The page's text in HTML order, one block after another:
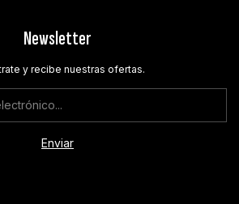
Newsletter
y recibe nuestras ofertas.